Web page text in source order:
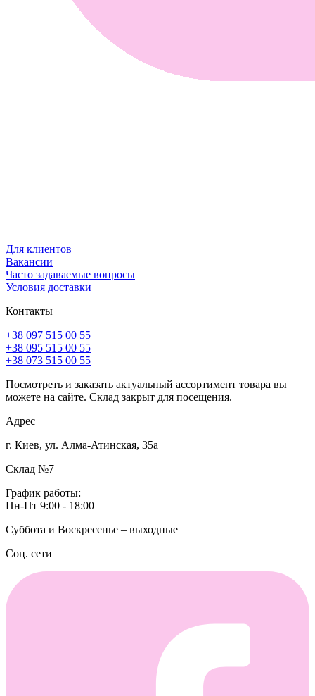
Для клиентов
Вакансии
Часто задаваемые вопросы
Условия доставки
Контакты
+38 097 515 00 55
+38 095 515 00 55
+38 073 515 00 55
Посмотреть и заказать актуальный ассортимент товара вы
можете на сайте. Склад закрыт для посещения.
Адрес
г. Киев, ул. Алма-Атинская, 35а
Склад №7
График работы:
Пн-Пт 9:00 - 18:00
Суббота и Воскресенье – выходные
Соц. сети